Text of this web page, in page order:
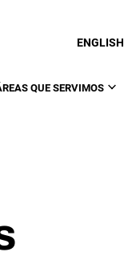
ENGLISH
QUE SERVIMOS